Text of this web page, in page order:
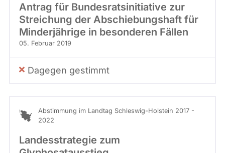
Antrag für Bundesratsinitiative zur
Streichung der Abschiebungshaft für
Minderjährige in besonderen Fällen
05. Februar 2019
Dagegen gestimmt
Abstimmung im Landtag Schleswig-Holstein 2017 -
2022
Landesstrategie zum